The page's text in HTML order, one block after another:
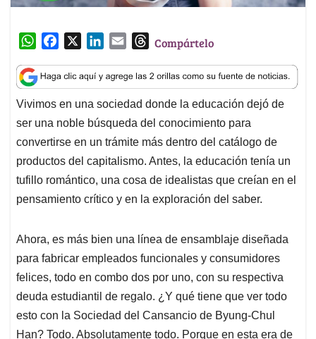
W
a
t
s
A
p
p
c
e
b
o
o
k
n
k
e
d
I
n
a
i
l
T
r
e
a
d
s
Compártelo
Vivimos en una sociedad donde la educación dejó de
ser una noble búsqueda del conocimiento para
convertirse en un trámite más dentro del catálogo de
productos del capitalismo. Antes, la educación tenía un
tufillo romántico, una cosa de idealistas que creían en el
pensamiento crítico y en la exploración del saber.
Ahora, es más bien una línea de ensamblaje diseñada
para fabricar empleados funcionales y consumidores
felices, todo en combo dos por uno, con su respectiva
deuda estudiantil de regalo. ¿Y qué tiene que ver todo
esto con la Sociedad del Cansancio de Byung-Chul
Han? Todo. Absolutamente todo. Porque en esta era de